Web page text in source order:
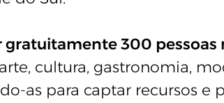
300 pessoas
cultura, gastronomia,
as para captar recursos e